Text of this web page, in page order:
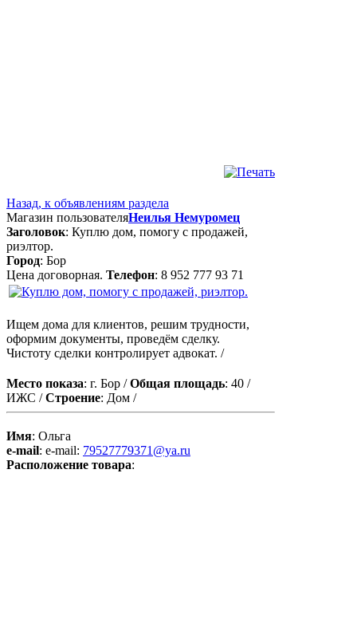
Назад, к объявлениям раздела
Магазин пользователяНеилья Немуромец
Заголовок: Куплю дом, помогу с продажей,
риэлтор.
Город: Бор
Цена договорная. Телефон: 8 952 777 93 71
Ищем дома для клиентов, решим трудности,
оформим документы, проведём сделку.
Чистоту сделки контролирует адвокат. /
Место показа: г. Бор /Общая площадь: 40 /
ИЖС /Строение: Дом /
Имя: Ольга
e-mail: e-mail: 79527779371@ya.ru
Расположение товара: